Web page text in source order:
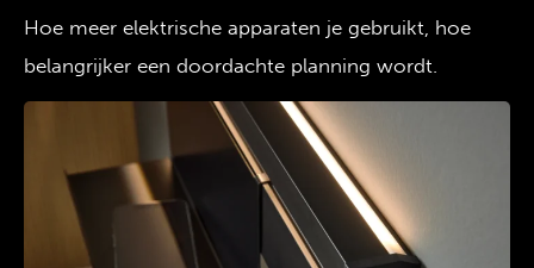
Hoe meer elektrische apparaten je gebruikt, hoe
belangrijker een doordachte planning wordt.